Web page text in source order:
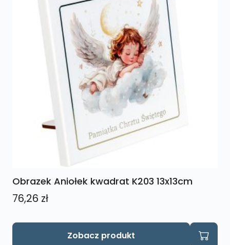
Obrazek Aniołek kwadrat K203 13x13cm
76,26 zł
Zobacz produkt